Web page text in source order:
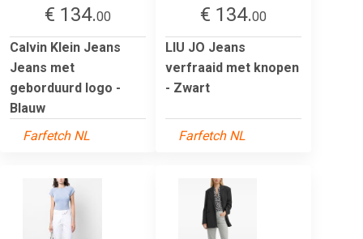
€ 134.00
Calvin Klein Jeans
Jeans met
geborduurd logo -
Blauw
Farfetch NL
€ 134.00
LIU JO Jeans
verfraaid met knopen
- Zwart
Farfetch NL